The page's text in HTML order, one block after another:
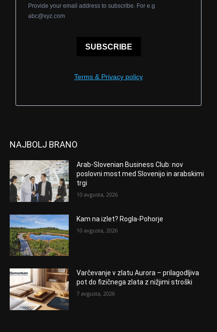
Provide your email address to subscribe. For e.g
abc@xyz.com
SUBSCRIBE
Terms & Privacy policy
NAJBOLJ BRANO
Arab-Slovenian Business Club: nov
poslovni most med Slovenijo in arabskimi
trgi
10 avgusta, 2026
Kam na izlet? Rogla-Pohorje
10 avgusta, 2026
Varčevanje v zlatu Aurora – prilagodljiva
pot do fizičnega zlata z nižjimi stroški
7 avgusta, 2026